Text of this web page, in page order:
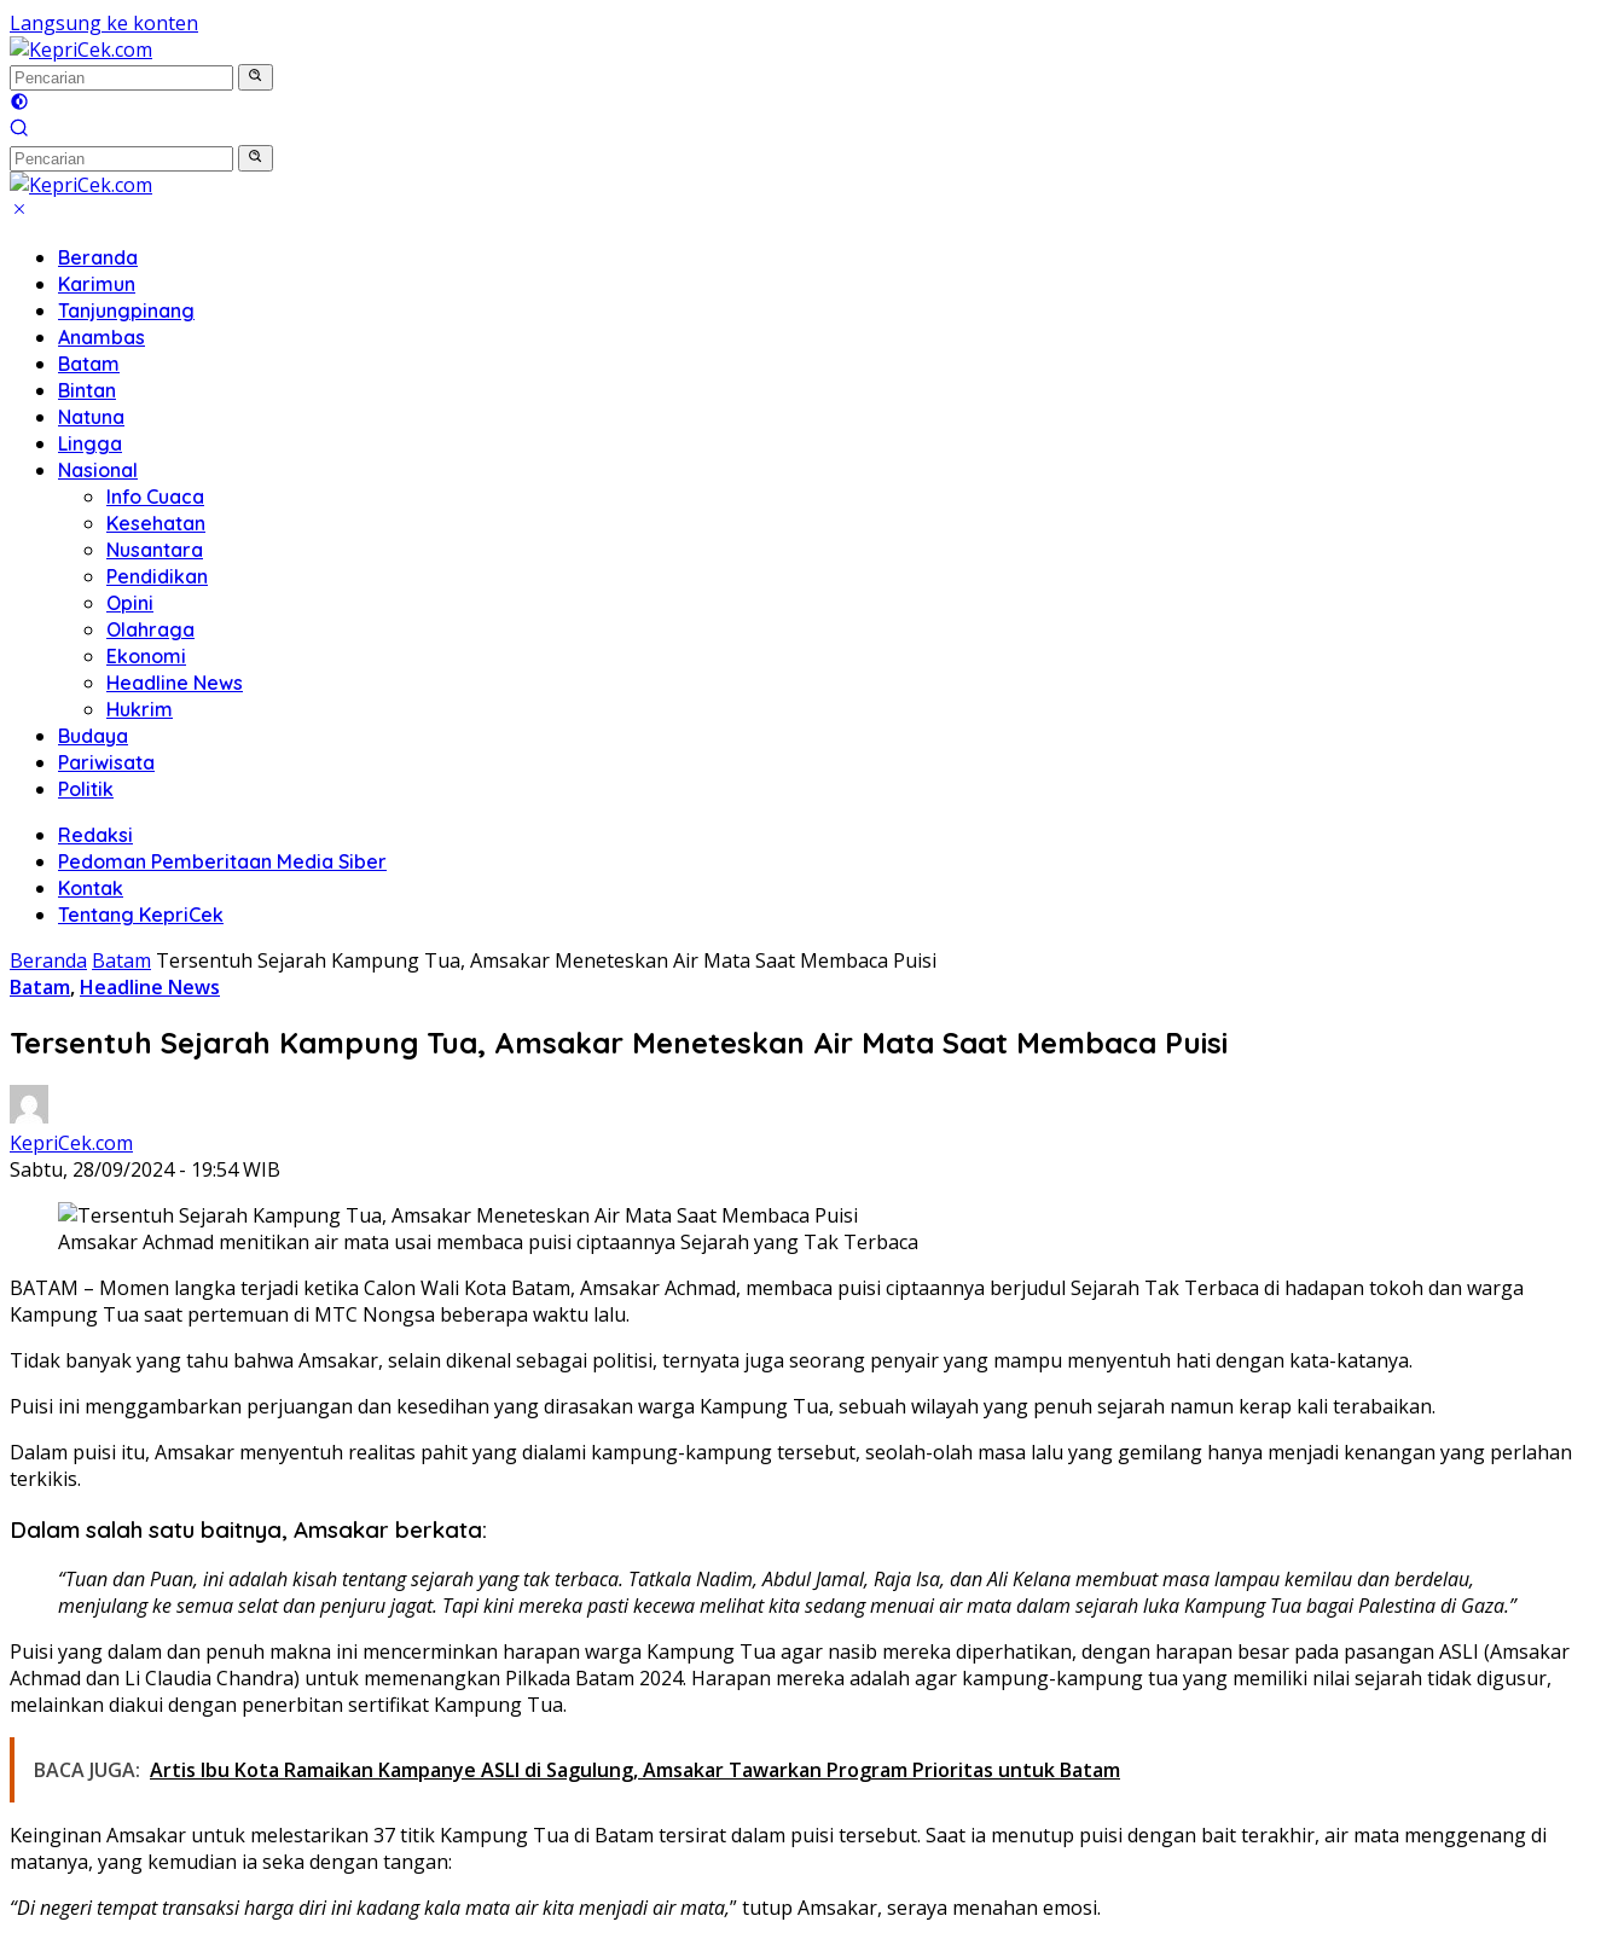
Langsung ke konten
Beranda
Karimun
Tanjungpinang
Anambas
Batam
Bintan
Natuna
Lingga
Nasional
Info Cuaca
Kesehatan
Nusantara
Pendidikan
Opini
Olahraga
Ekonomi
Headline News
Hukrim
Budaya
Pariwisata
Politik
Redaksi
Pedoman Pemberitaan Media Siber
Kontak
Tentang KepriCek
Beranda Batam Tersentuh Sejarah Kampung Tua, Amsakar Meneteskan Air Mata Saat Membaca Puisi
Batam, Headline News
Tersentuh Sejarah Kampung Tua, Amsakar Meneteskan Air Mata Saat Membaca Puisi
KepriCek.com
Sabtu, 28/09/2024 - 19:54 WIB
Amsakar Achmad menitikan air mata usai membaca puisi ciptaannya Sejarah yang Tak Terbaca
BATAM – Momen langka terjadi ketika Calon Wali Kota Batam, Amsakar Achmad, membaca puisi ciptaannya berjudul Sejarah Tak Terbaca di hadapan tokoh dan warga
Kampung Tua saat pertemuan di MTC Nongsa beberapa waktu lalu.
Tidak banyak yang tahu bahwa Amsakar, selain dikenal sebagai politisi, ternyata juga seorang penyair yang mampu menyentuh hati dengan kata-katanya.
Puisi ini menggambarkan perjuangan dan kesedihan yang dirasakan warga Kampung Tua, sebuah wilayah yang penuh sejarah namun kerap kali terabaikan.
Dalam puisi itu, Amsakar menyentuh realitas pahit yang dialami kampung-kampung tersebut, seolah-olah masa lalu yang gemilang hanya menjadi kenangan yang perlahan
terkikis.
Dalam salah satu baitnya, Amsakar berkata:
“Tuan dan Puan, ini adalah kisah tentang sejarah yang tak terbaca. Tatkala Nadim, Abdul Jamal, Raja Isa, dan Ali Kelana membuat masa lampau kemilau dan berdelau,
menjulang ke semua selat dan penjuru jagat. Tapi kini mereka pasti kecewa melihat kita sedang menuai air mata dalam sejarah luka Kampung Tua bagai Palestina di Gaza.”
Puisi yang dalam dan penuh makna ini mencerminkan harapan warga Kampung Tua agar nasib mereka diperhatikan, dengan harapan besar pada pasangan ASLI (Amsakar
Achmad dan Li Claudia Chandra) untuk memenangkan Pilkada Batam 2024. Harapan mereka adalah agar kampung-kampung tua yang memiliki nilai sejarah tidak digusur,
melainkan diakui dengan penerbitan sertifikat Kampung Tua.
BACA JUGA: Artis Ibu Kota Ramaikan Kampanye ASLI di Sagulung, Amsakar Tawarkan Program Prioritas untuk Batam
Keinginan Amsakar untuk melestarikan 37 titik Kampung Tua di Batam tersirat dalam puisi tersebut. Saat ia menutup puisi dengan bait terakhir, air mata menggenang di
matanya, yang kemudian ia seka dengan tangan:
“Di negeri tempat transaksi harga diri ini kadang kala mata air kita menjadi air mata,” tutup Amsakar, seraya menahan emosi.